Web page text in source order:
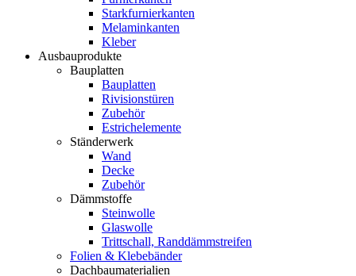
Starkfurnierkanten
Melaminkanten
Kleber
Ausbauprodukte
Bauplatten
Bauplatten
Rivisionstüren
Zubehör
Estrichelemente
Ständerwerk
Wand
Decke
Zubehör
Dämmstoffe
Steinwolle
Glaswolle
Trittschall, Randdämmstreifen
Folien & Klebebänder
Dachbaumaterialien